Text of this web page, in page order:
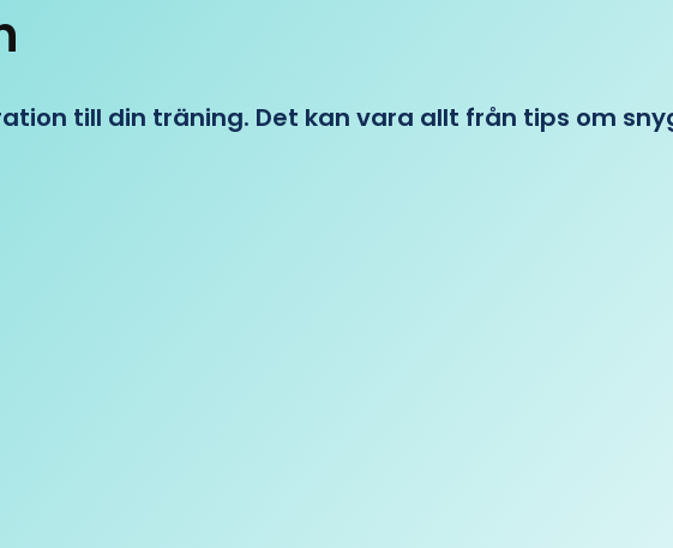
till din träning. Det kan vara allt från tips om